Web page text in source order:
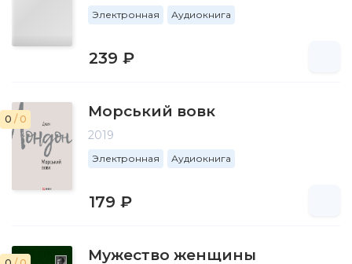
Электронная Аудиокнига
239 ₽
0 / 0 Морський вовк
2019
Электронная Аудиокнига
179 ₽
Мужество женщины